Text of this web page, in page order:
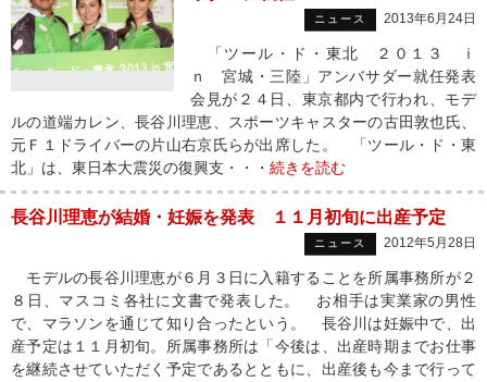
ニュース 2013年6月24日
「ツール・ド・東北 ２０１３ ｉ
ｎ 宮城・三陸」アンバサダー就任発表
会見が２４日、東京都内で行われ、モデ
ルの道端カレン、長谷川理恵、スポーツキャスターの古田敦也氏、
元Ｆ１ドライバーの片山右京氏らが出席した。 「ツール・ド・東
北」は、東日本大震災の復興支・・・ 続きを読む
長谷川理恵が結婚・妊娠を発表 １１月初旬に出産予定
ニュース 2012年5月28日
モデルの長谷川理恵が６月３日に入籍することを所属事務所が２
８日、マスコミ各社に文書で発表した。 お相手は実業家の男性
で、マラソンを通じて知り合ったという。 長谷川は妊娠中で、出
産予定は１１月初旬。所属事務所は「今後は、出産時期までお仕事
を継続させていただく予定であるとともに、出産後も今まで行って